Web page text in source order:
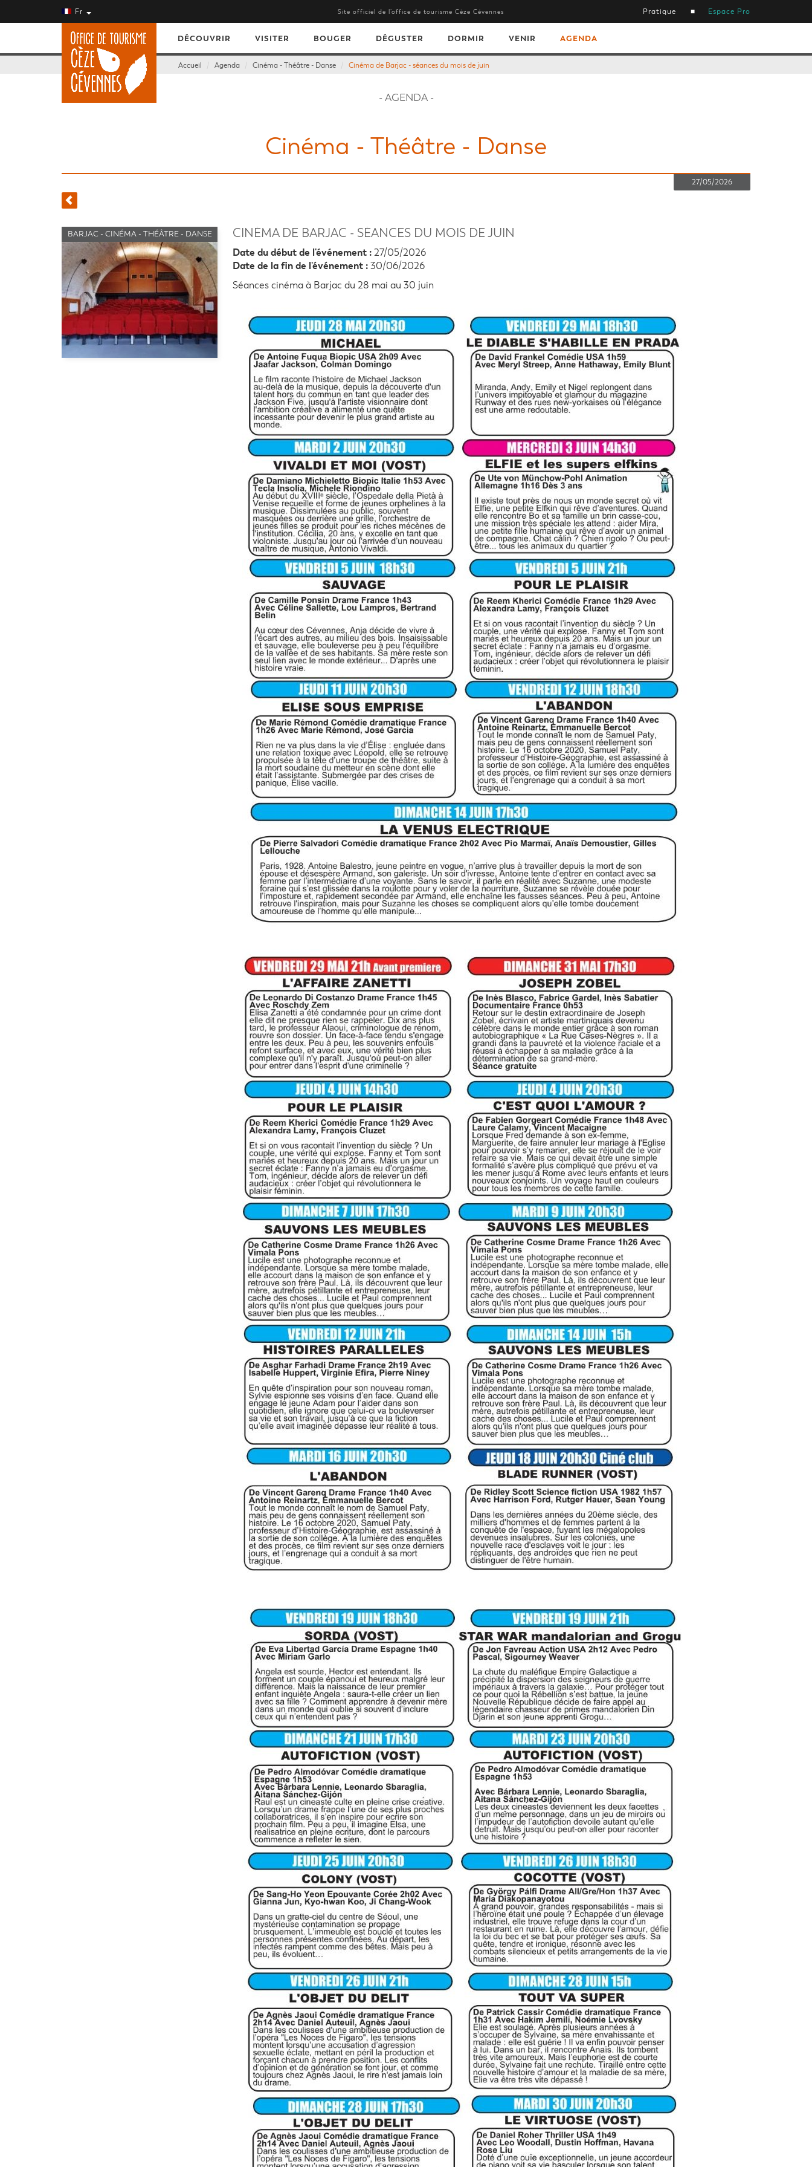
Fr Site officiel de l’office de tourisme Cèze Cévennes Pratique Espace Pro
DÉCOUVRIR VISITER BOUGER DÉGUSTER DORMIR VENIR AGENDA
Accueil Agenda Cinéma - Théâtre - Danse Cinéma de Barjac - séances du mois de juin
- AGENDA -
Cinéma - Théâtre - Danse
27/05/2026
BARJAC - CINÉMA - THÉÂTRE - DANSE CINÉMA DE BARJAC - SÉANCES DU MOIS DE JUIN
Date du début de l'événement : 27/05/2026
Date de la fin de l'événement : 30/06/2026
Séances cinéma à Barjac du 28 mai au 30 juin